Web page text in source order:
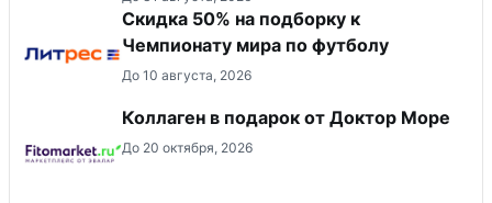
Скидка 50% на подборку к
Чемпионату мира по футболу
До 10 августа, 2026
Коллаген в подарок от Доктор Море
До 20 октября, 2026